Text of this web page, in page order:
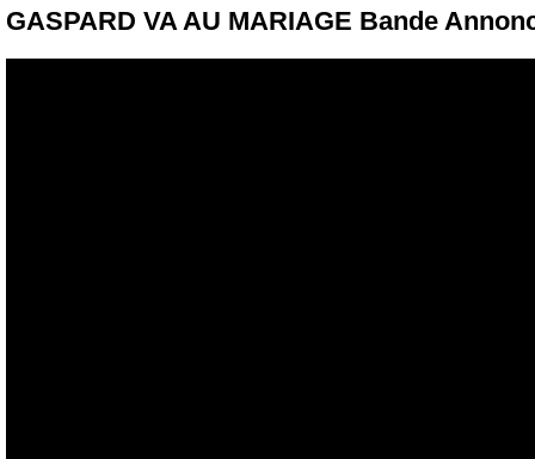
GASPARD VA AU MARIAGE Bande